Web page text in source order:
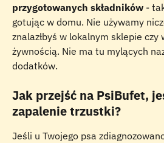
przygotowanych składników -
gotując w domu. Nie używamy
znalazłbyś w lokalnym sklepie czy
żywnością. Nie ma tu mylących
dodatków.
Jak przejść na PsiBufet,
zapalenie trzustki?
Jeśli u Twojego psa